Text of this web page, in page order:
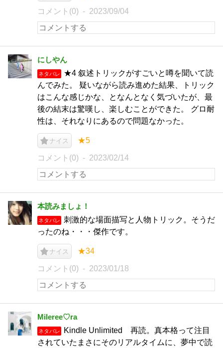
コメント(0) 2023/09/04
にしやん
ネタバレ
★4 叙述トリックがすごいと噂を聞いて読
んでみた。 疑いながら読み進めた結果、トリック
はこんな感じかな、となんとなく気づいたが、最
後の結末は驚嘆し、楽しむことができた。 グロ耐
性は、それなりにあるので問題なかった。
ナイス ★5
コメント(0) 2023/02/14
本読みましょ！
ネタバレ
刺激的な場面描写と人物トリック。そうだ
ったのね・・・傑作です。
ナイス ★34
コメント(0) 2023/01/18
Mileree♡ra
ネタバレ
Kindle Unlimited 再読。真本格って注目
されていたまさにそのリアルタイムに、夢中で読